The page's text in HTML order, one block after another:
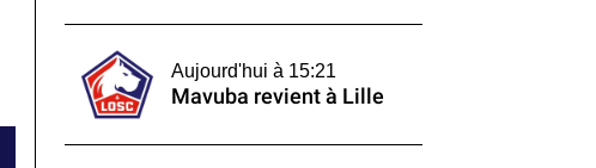
Aujourd'hui à 15:21
Mavuba revient à Lille